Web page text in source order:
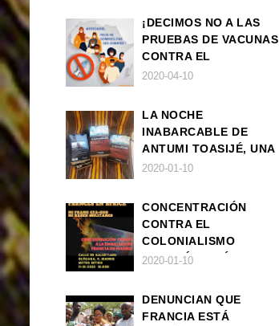
¡DECIMOS NO A LAS
PRUEBAS DE VACUNAS
CONTRA EL
CORONAVIRUS EN
2020-04-10
LA NOCHE
INABARCABLE DE
ANTUMI TOASIJÉ, UNA
NOVELA
2020-01-10
CONCENTRACIÓN
CONTRA EL
COLONIALISMO
FRANCÉS EN ÁFRICA
2020-01-10
DENUNCIAN QUE
FRANCIA ESTÁ